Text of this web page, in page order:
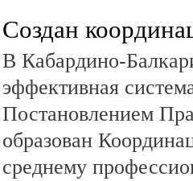
Создан
В Кабардино-
эффективная
Постановлением
образован
среднему